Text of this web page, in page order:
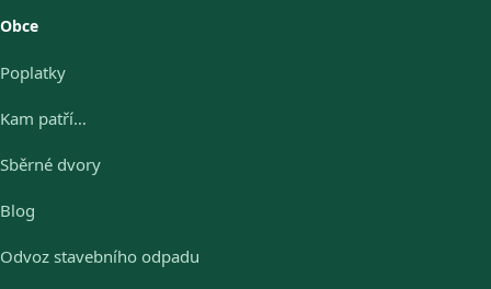
Obce
Poplatky
Kam patří…
Sběrné dvory
Blog
Odvoz stavebního odpadu